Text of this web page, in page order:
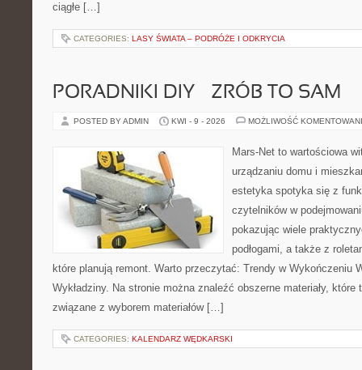
ciągłe […]
CATEGORIES: LASY ŚWIATA – PODRÓŻE I ODKRYCIA
PORADNIKI DIY – ZRÓB TO SAM
POSTED BY ADMIN KWI - 9 - 2026 MOŻLIWOŚĆ
Mars-Net to wartościowa
urządzaniu domu i
estetyka spotyka się z
czytelników w
pokazując wiele
podłogami, a także z
które planują remont. Warto przeczytać: Trendy w Wykończeniu
Wykładziny. Na stronie można znaleźć obszerne materiały, które
związane z wyborem materiałów […]
CATEGORIES: KALENDARZ WĘDKARSKI